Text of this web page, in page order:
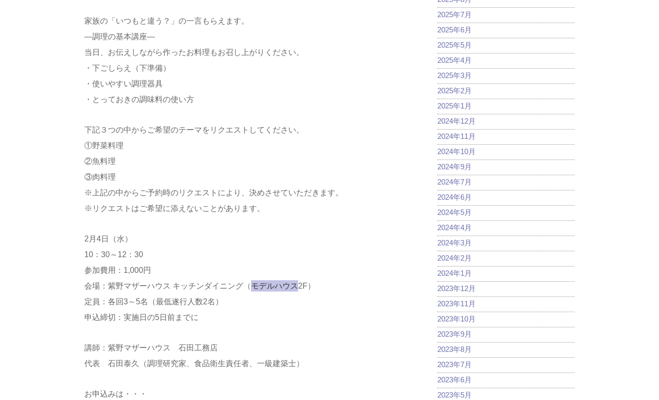
家族の「いつもと違う？」の一言もらえます。
―調理の基本講座―
当日、お伝えしながら作ったお料理もお召し上がりください。
・下ごしらえ（下準備）
・使いやすい調理器具
・とっておきの調味料の使い方
下記３つの中からご希望のテーマをリクエストしてください。
①野菜料理
②魚料理
③肉料理
※上記の中からご予約時のリクエストにより、決めさせていただきます。
※リクエストはご希望に添えないことがあります。
2月4日（水）
10：30～12：30
参加費用：1,000円
会場：紫野マザーハウス キッチンダイニング（モデルハウス 2F）
定員：各回3～5名（最低遂行人数2名）
申込締切：実施日の5日前までに
講師：紫野マザーハウス 石田工務店
代表 石田泰久（調理研究家、食品衛生責任者、一級建築士）
お申込みは・・・
2025年7月
2025年6月
2025年5月
2025年4月
2025年3月
2025年2月
2025年1月
2024年12月
2024年11月
2024年10月
2024年9月
2024年7月
2024年6月
2024年5月
2024年4月
2024年3月
2024年2月
2024年1月
2023年12月
2023年11月
2023年10月
2023年9月
2023年8月
2023年7月
2023年6月
2023年5月